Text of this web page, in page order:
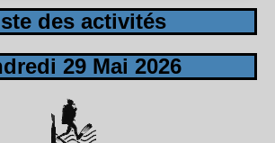
des activités
29 Mai 2026